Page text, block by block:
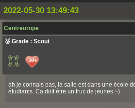
2022-05-30 13:49:43
Centreurope
🥉 Grade : Scout
ah je connais pas, la salle est dans une école
étudiants. Ca doit être un truc de jeunes :-)